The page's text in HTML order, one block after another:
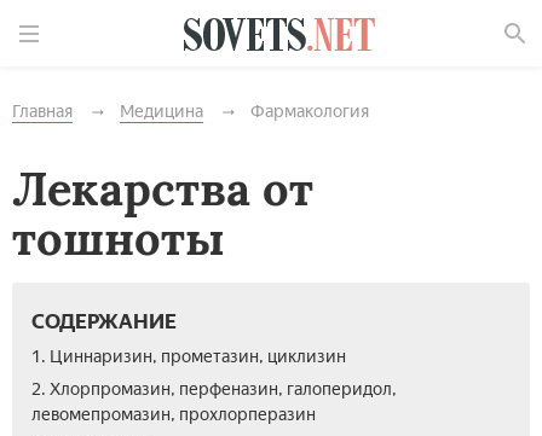
Главная Медицина Фармакология
Лекарства от
тошноты
СОДЕРЖАНИЕ
1. Циннаризин, прометазин, циклизин
2. Хлорпромазин, перфеназин, галоперидол,
левомепромазин, прохлорперазин